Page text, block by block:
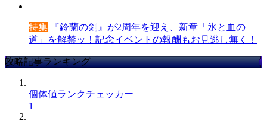
特集 『鈴蘭の剣』が2周年を迎え、新章「氷と血の
道」を解禁ッ！記念イベントの報酬もお見逃し無く！
攻略記事ランキング
個体値ランクチェッカー
1